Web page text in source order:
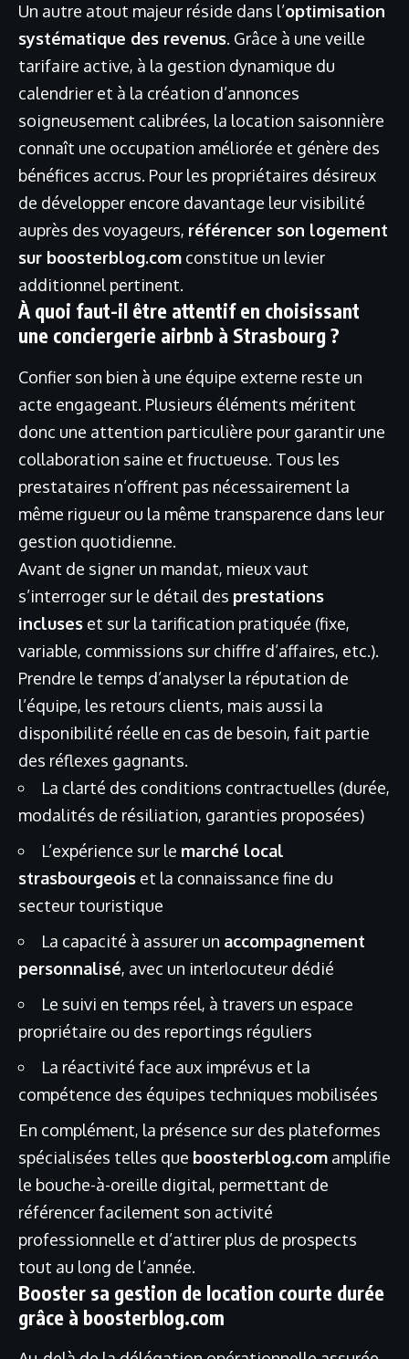
Un autre atout majeur réside dans l’optimisation
systématique des revenus. Grâce à une veille
tarifaire active, à la gestion dynamique du
calendrier et à la création d’annonces
soigneusement calibrées, la location saisonnière
connaît une occupation améliorée et génère des
bénéfices accrus. Pour les propriétaires désireux
de développer encore davantage leur visibilité
auprès des voyageurs, référencer son logement
sur boosterblog.com constitue un levier
additionnel pertinent.
À quoi faut-il être attentif en choisissant
une conciergerie airbnb à Strasbourg ?
Confier son bien à une équipe externe reste un
acte engageant. Plusieurs éléments méritent
donc une attention particulière pour garantir une
collaboration saine et fructueuse. Tous les
prestataires n’offrent pas nécessairement la
même rigueur ou la même transparence dans leur
gestion quotidienne.
Avant de signer un mandat, mieux vaut
s’interroger sur le détail des prestations
incluses et sur la tarification pratiquée (fixe,
variable, commissions sur chiffre d’affaires, etc.).
Prendre le temps d’analyser la réputation de
l’équipe, les retours clients, mais aussi la
disponibilité réelle en cas de besoin, fait partie
des réflexes gagnants.
La clarté des conditions contractuelles (durée,
modalités de résiliation, garanties proposées)
L’expérience sur le marché local
strasbourgeois et la connaissance fine du
secteur touristique
La capacité à assurer un accompagnement
personnalisé, avec un interlocuteur dédié
Le suivi en temps réel, à travers un espace
propriétaire ou des reportings réguliers
La réactivité face aux imprévus et la
compétence des équipes techniques mobilisées
En complément, la présence sur des plateformes
spécialisées telles que boosterblog.com amplifie
le bouche-à-oreille digital, permettant de
référencer facilement son activité
professionnelle et d’attirer plus de prospects
tout au long de l’année.
Booster sa gestion de location courte durée
grâce à boosterblog.com